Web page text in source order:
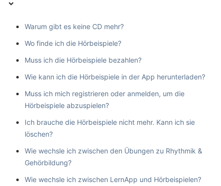
Warum gibt es keine CD mehr?
Wo finde ich die Hörbeispiele?
Muss ich die Hörbeispiele bezahlen?
Wie kann ich die Hörbeispiele in der App herunterladen?
Muss ich mich registrieren oder anmelden, um die
Hörbeispiele abzuspielen?
Ich brauche die Hörbeispiele nicht mehr. Kann ich sie
löschen?
Wie wechsle ich zwischen den Übungen zu Rhythmik &
Gehörbildung?
Wie wechsle ich zwischen LernApp und Hörbeispielen?